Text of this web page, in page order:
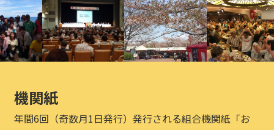
機関紙
年間6回（奇数月1日発行）発行される組合機関紙「お